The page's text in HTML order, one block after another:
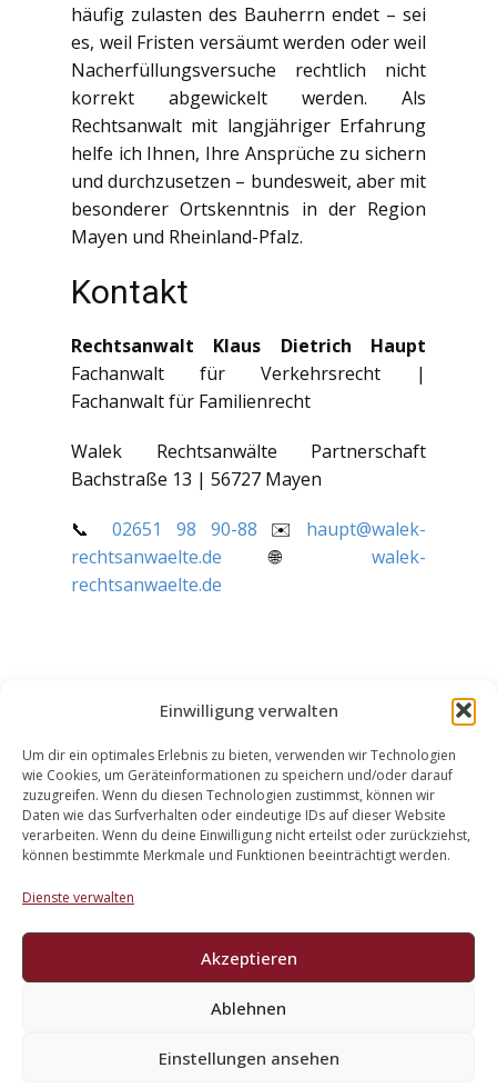
Einwilligung verwalten
Um dir ein optimales Erlebnis zu bieten, verwenden wir Technologien
wie Cookies, um Geräteinformationen zu speichern und/oder darauf
zuzugreifen. Wenn du diesen Technologien zustimmst, können wir
Daten wie das Surfverhalten oder eindeutige IDs auf dieser Website
verarbeiten. Wenn du deine Einwilligung nicht erteilst oder zurückziehst,
können bestimmte Merkmale und Funktionen beeinträchtigt werden.
Dienste verwalten
Akzeptieren
Ablehnen
Einstellungen ansehen
häufig zulasten des Bauherrn endet – sei
es, weil Fristen versäumt werden oder weil
Nacherfüllungsversuche rechtlich nicht
korrekt abgewickelt werden. Als
Rechtsanwalt mit langjähriger Erfahrung
helfe ich Ihnen, Ihre Ansprüche zu sichern
und durchzusetzen – bundesweit, aber mit
besonderer Ortskenntnis in der Region
Mayen und Rheinland-Pfalz.
Kontakt
Rechtsanwalt Klaus Dietrich Haupt
Fachanwalt für Verkehrsrecht |
Fachanwalt für Familienrecht
Walek Rechtsanwälte Partnerschaft
Bachstraße 13 | 56727 Mayen
📞02651 98 90-88 ✉️ haupt@walek-
rechtsanwaelte.de 🌐 walek-
rechtsanwaelte.de
WALEK RECHTSANWÄLT​​E
Bachstraße 13
56727 Mayen
02651 98 900
info@walek-rechtsanwaelte.de